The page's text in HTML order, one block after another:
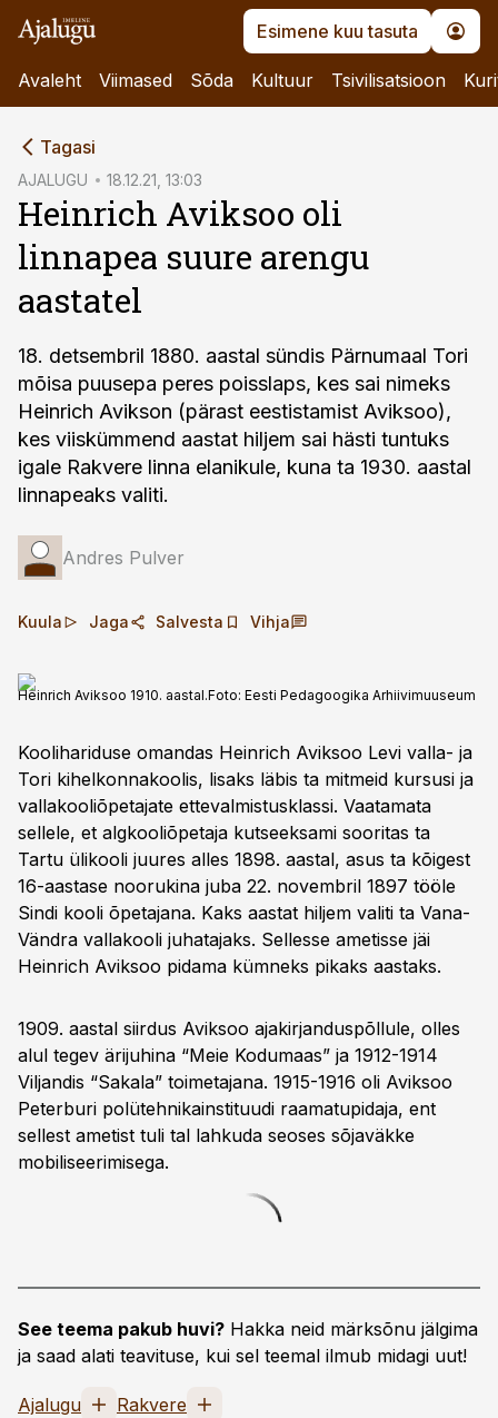
Esimene kuu tasuta
Avaleht Viimased Sõda Kultuur Tsivilisatsioon
Tagasi
AJALUGU 18.12.21, 13:03
Heinrich Aviksoo oli
linnapea suure arengu
aastatel
18. detsembril 1880. aastal sündis Pärnumaal Tori
mõisa puusepa peres poisslaps, kes sai nimeks
Heinrich Avikson (pärast eestistamist Aviksoo),
kes viiskümmend aastat hiljem sai hästi tuntuks
igale Rakvere linna elanikule, kuna ta 1930. aastal
linnapeaks valiti.
Andres Pulver
Kuula Jaga Salvesta Vihja
Heinrich Aviksoo 1910. aastal.Foto: Eesti Pedagoogika Arhiivimuuseum
Koolihariduse omandas Heinrich Aviksoo Levi valla- ja
Tori kihelkonnakoolis, lisaks läbis ta mitmeid kursusi ja
vallakooliõpetajate ettevalmistusklassi. Vaatamata
sellele, et algkooliõpetaja kutseeksami sooritas ta
Tartu ülikooli juures alles 1898. aastal, asus ta kõigest
16-aastase noorukina juba 22. novembril 1897 tööle
Sindi kooli õpetajana. Kaks aastat hiljem valiti ta Vana-
Vändra vallakooli juhatajaks. Sellesse ametisse jäi
Heinrich Aviksoo pidama kümneks pikaks aastaks.
1909. aastal siirdus Aviksoo ajakirjanduspõllule, olles
alul tegev ärijuhina “Meie Kodumaas” ja 1912-1914
Viljandis “Sakala” toimetajana. 1915-1916 oli Aviksoo
Peterburi polütehnikainstituudi raamatupidaja, ent
sellest ametist tuli tal lahkuda seoses sõjaväkke
mobiliseerimisega.
See teema pakub huvi? Hakka neid märksõnu jälgima
ja saad alati teavituse, kui sel teemal ilmub midagi uut!
Ajalugu Rakvere